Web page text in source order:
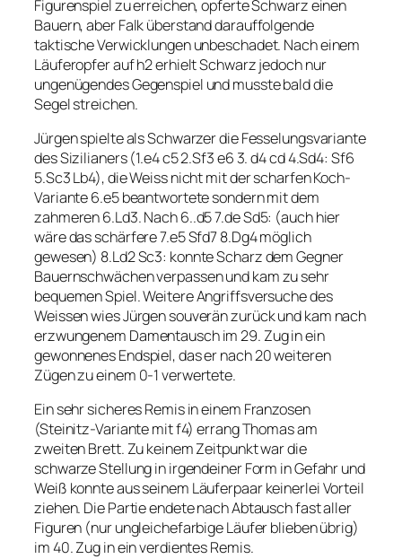
Figurenspiel zu erreichen, opferte Schwarz einen
Bauern, aber Falk überstand darauffolgende
taktische Verwicklungen unbeschadet. Nach einem
Läuferopfer auf h2 erhielt Schwarz jedoch nur
ungenügendes Gegenspiel und musste bald die
Segel streichen.
Jürgen spielte als Schwarzer die Fesselungsvariante
des Sizilianers (1.e4 c5 2.Sf3 e6 3. d4 cd 4.Sd4: Sf6
5.Sc3 Lb4), die Weiss nicht mit der scharfen Koch-
Variante 6.e5 beantwortete sondern mit dem
zahmeren 6.Ld3. Nach 6..d5 7.de Sd5: (auch hier
wäre das schärfere 7.e5 Sfd7 8.Dg4 möglich
gewesen) 8.Ld2 Sc3: konnte Scharz dem Gegner
Bauernschwächen verpassen und kam zu sehr
bequemen Spiel. Weitere Angriffsversuche des
Weissen wies Jürgen souverän zurück und kam nach
erzwungenem Damentausch im 29. Zug in ein
gewonnenes Endspiel, das er nach 20 weiteren
Zügen zu einem 0-1 verwertete.
Ein sehr sicheres Remis in einem Franzosen
(Steinitz-Variante mit f4) errang Thomas am
zweiten Brett. Zu keinem Zeitpunkt war die
schwarze Stellung in irgendeiner Form in Gefahr und
Weiß konnte aus seinem Läuferpaar keinerlei Vorteil
ziehen. Die Partie endete nach Abtausch fast aller
Figuren (nur ungleichefarbige Läufer blieben übrig)
im 40. Zug in ein verdientes Remis.